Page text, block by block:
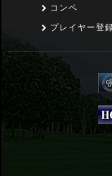
コンペ
プレイヤー登